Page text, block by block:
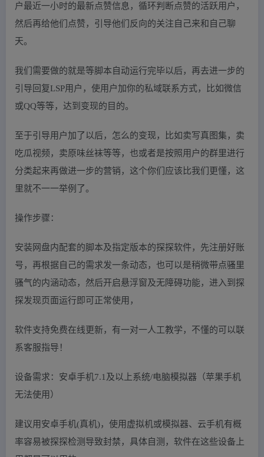
户最近一小时的最新点赞信息，循环判断点赞的活跃用户，
然后再给他们点赞，引导他们反向的关注自己来和自己聊
天。
我们需要做的就是等脚本自动运行完毕以后，再去进一步的
引导回复LSP用户，使用户加你的私域联系方式，比如微信
或QQ等等，达到变现的目的。
至于引导用户加了以后，怎么的变现，比如卖写真图集，卖
吃瓜视频，卖原味丝袜等等，也或者是按照用户的群里进行
分类起来再做进一步的营销，这个你们应该比我们更懂，这
里就不一一举例了。
操作步骤：
安装网盘内配套的脚本及指定版本的探探软件，先注册好账
号，再根据自己的需求发一条动态，也可以是稍微带点骚里
骚气的内涵动态，然后开启悬浮窗及无障碍功能，进入到探
探发现页面运行即可正常使用，
软件支持免费在线更新，有一对一人工教学，不懂的可以联
系客服指导！
设备需求：安卓手机7.1及以上系统/电脑模拟器（苹果手机
无法使用）
建议用安卓手机(真机)，使用虚拟机或模拟器、云手机有概
率容易被探探检测导致封禁，具体自测，软件在这些设备上